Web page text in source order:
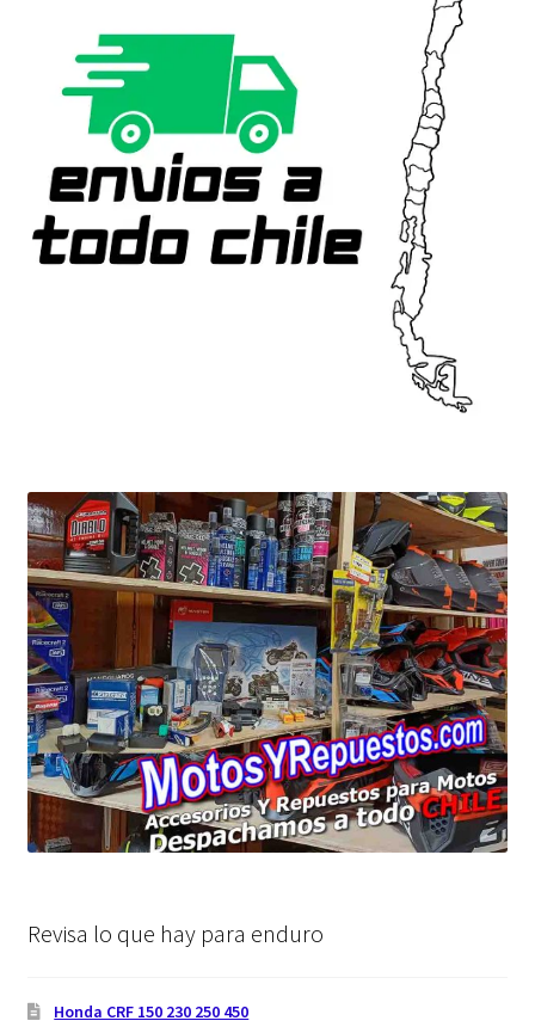
Revisa lo que hay para enduro
Honda CRF 150 230 250 450